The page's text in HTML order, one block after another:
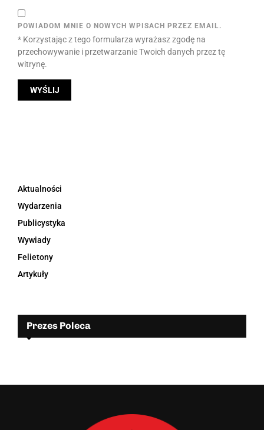
POWIADOM MNIE O NOWYCH WPISACH PRZEZ EMAIL.
* Korzystając z tego formularza wyrażasz zgodę na
przechowywanie i przetwarzanie Twoich danych przez tę
witrynę.
Aktualności
Wydarzenia
Publicystyka
Wywiady
Felietony
Artykuły
Prezes Poleca